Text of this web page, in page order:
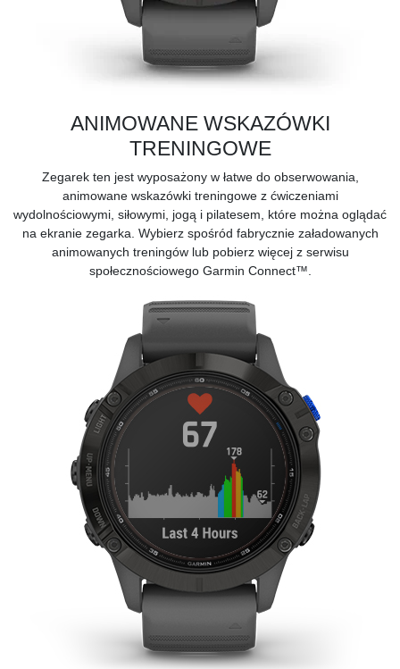
ANIMOWANE WSKAZÓWKI
TRENINGOWE
Zegarek ten jest wyposażony w łatwe do obserwowania,
animowane wskazówki treningowe z ćwiczeniami
wydolnościowymi, siłowymi, jogą i pilatesem, które można oglądać
na ekranie zegarka. Wybierz spośród fabrycznie załadowanych
animowanych treningów lub pobierz więcej z serwisu
społecznościowego Garmin Connect™.